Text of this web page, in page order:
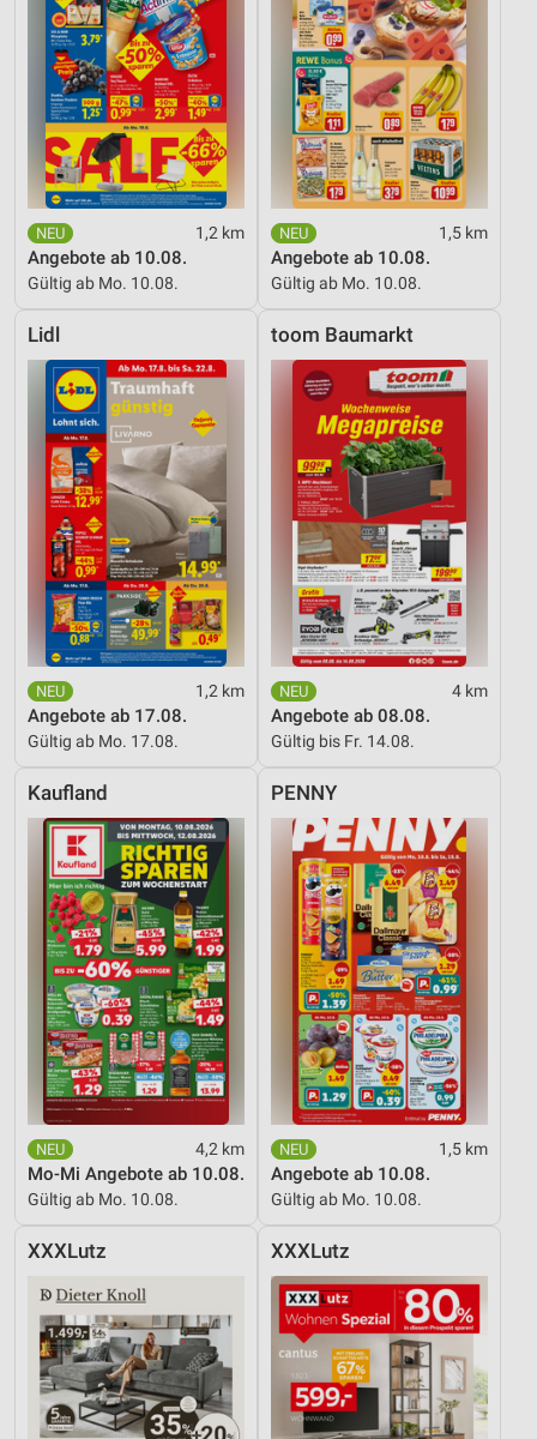
1,2 km
Angebote ab 10.08.
Gültig ab Mo. 10.08.
1,5 km
Angebote ab 10.08.
Gültig ab Mo. 10.08.
Lidl
1,2 km
Angebote ab 17.08.
Gültig ab Mo. 17.08.
toom Baumarkt
4 km
Angebote ab 08.08.
Gültig bis Fr. 14.08.
Kaufland
4,2 km
Mo-Mi Angebote ab 10.08.
Gültig ab Mo. 10.08.
PENNY
1,5 km
Angebote ab 10.08.
Gültig ab Mo. 10.08.
XXXLutz XXXLutz